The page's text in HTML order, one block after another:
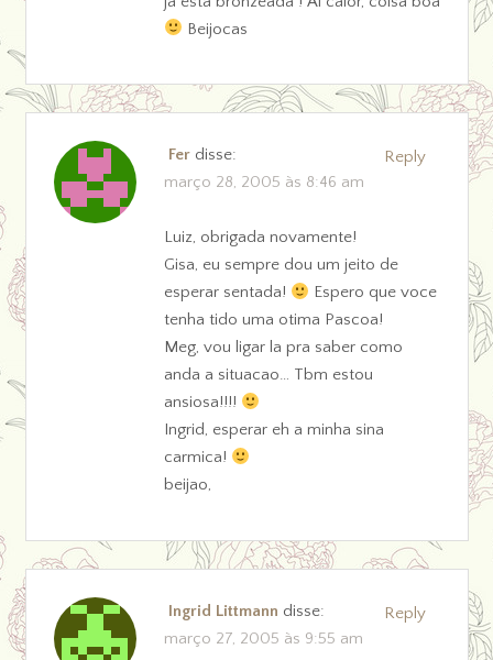
Beijocas
Fer disse:
março 28, 2005 às 8:46 am
Luiz, obrigada novamente!
Gisa, eu sempre dou um jeito de
esperar sentada!
Espero que voce
tenha tido uma otima Pascoa!
Meg, vou ligar la pra saber como
anda a situacao… Tbm estou
ansiosa!!!!
Ingrid, esperar eh a minha sina
carmica!
beijao,
Reply
Ingrid Littmann disse:
março 27, 2005 às 9:55 am
Reply